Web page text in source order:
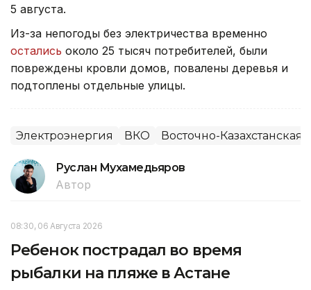
5 августа.
Из-за непогоды без электричества временно
остались около 25 тысяч потребителей, были
повреждены кровли домов, повалены деревья и
подтоплены отдельные улицы.
Электроэнергия ВКО Восточно-Казахстанская
Руслан Мухамедьяров
Автор
08:30, 06 Августа 2026
Ребенок пострадал во время
рыбалки на пляже в Астане